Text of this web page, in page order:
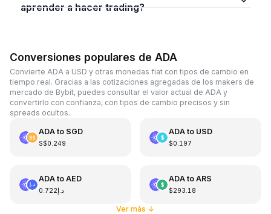
aprender a hacer trading?
Conversiones populares de ADA
Convierte ADA a USD y otras monedas fiat con tipos de cambio en
tiempo real. Gracias a las cotizaciones agregadas de los makers de
mercado de Bybit, puedes consultar el valor actual de ADA y
convertirlo con confianza, con tipos de cambio precisos y sin
spreads ocultos.
ADAto SGD
S$0.249
ADAto USD
$0.197
ADAto AED
د.إ0.722
ADAto ARS
$293.18
Ver más ↓